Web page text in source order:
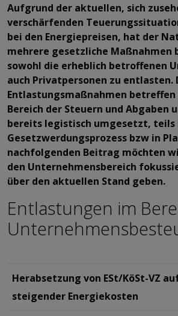
Aufgrund der aktuellen, sich
verschärfenden
bei den Energiepreisen, hat der
mehrere gesetzliche Maßnahmen
sowohl die erheblich betroffenen
auch Privatpersonen zu entlasten.
Entlastungsmaßnahmen betreffen
Bereich der Steuern und Abgaben
bereits legistisch umgesetzt, teils
Gesetzwerdungsprozess bzw in
nachfolgenden Beitrag möchten
den Unternehmensbereich
über den aktuellen Stand geben.
Entlastungen im
Herabsetzung von ESt/KöSt-VZ
steigender Energiekosten